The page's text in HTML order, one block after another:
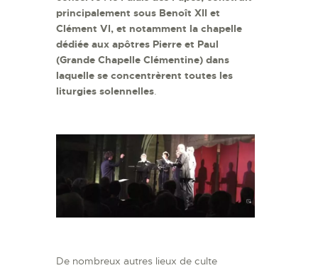
principalement sous Benoît XII et
Clément VI, et notamment la chapelle
dédiée aux apôtres Pierre et Paul
(Grande Chapelle Clémentine) dans
laquelle se concentrèrent toutes les
liturgies solennelles.
De nombreux autres lieux de culte